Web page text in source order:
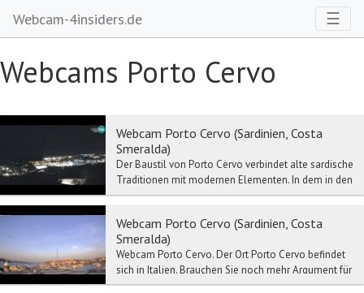
Webcam-4insiders.de ☰
Webcams Porto Cervo
Webcam Porto Cervo (Sardinien, Costa
Smeralda)
Der Baustil von Porto Cervo verbindet alte sardische
Traditionen mit modernen Elementen. In dem in den
letzten Jahren ausgebauten Teil der Marina h...
Webcam Porto Cervo (Sardinien, Costa
Smeralda)
Webcam Porto Cervo. Der Ort Porto Cervo befindet
sich in Italien. Brauchen Sie noch mehr Argument für
einen Ausflug nach Porto Cervo? Ein Mausklick...